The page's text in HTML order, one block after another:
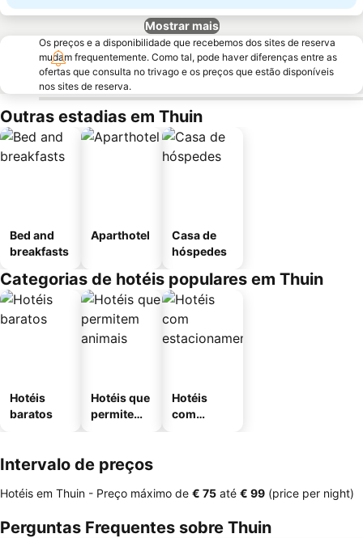
Mostrar mais
Os preços e a disponibilidade que recebemos dos sites de reserva
mudam frequentemente. Como tal, pode haver diferenças entre as
ofertas que consulta no trivago e os preços que estão disponíveis
nos sites de reserva.
Outras estadias em Thuin
Bed and
breakfasts
Aparthotel
Casa de
hóspedes
Categorias de hotéis populares em Thuin
Hotéis
baratos
Hotéis que
permitem
Hotéis
com
Intervalo de preços
Hotéis em Thuin - Preço máximo de ‎€ 75 até ‎€ 99 (price per night)
Perguntas Frequentes sobre Thuin